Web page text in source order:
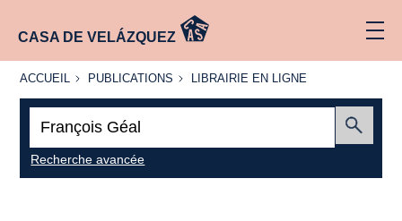
CASA DE VELÁZQUEZ
ACCUEIL
ACCUEIL PUBLICATIONS
PUBLICATIONS
LIBRAIRIE
LIBRAIRIE EN LIGNE
Recherche avancée